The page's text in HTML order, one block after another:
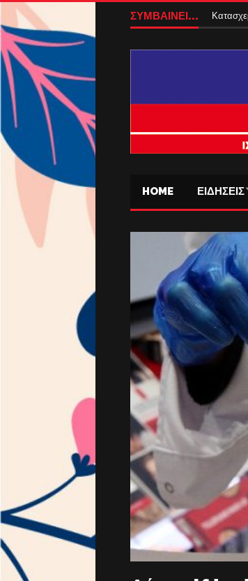
ΣΥΜΒΑΙΝΕΙ...
HOME ΕΙΔΗΣΕΙΣ